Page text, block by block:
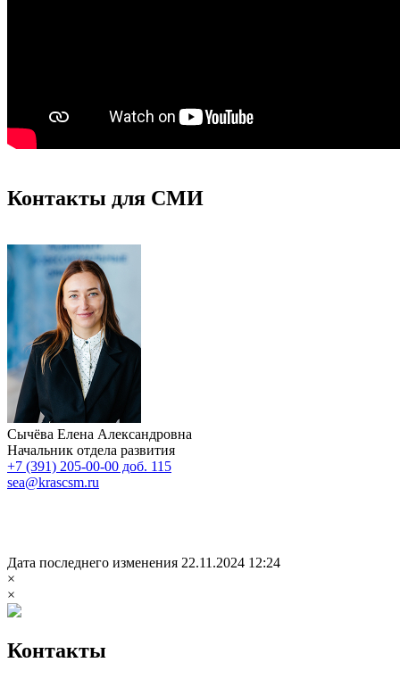
Контакты для СМИ
Сычёва Елена Александровна
Начальник отдела развития
+7 (391) 205-00-00 доб. 115
sea@krascsm.ru
Дата последнего изменения 22.11.2024 12:24
×
×
Контакты